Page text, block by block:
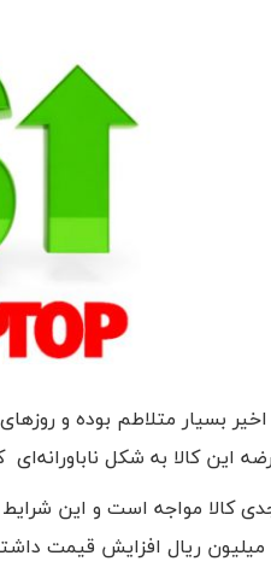
بسیار متلاطم بوده و
این کالا به شکل
مدل‌ها نسبت به هفته گذشته، تا 5 میلیون